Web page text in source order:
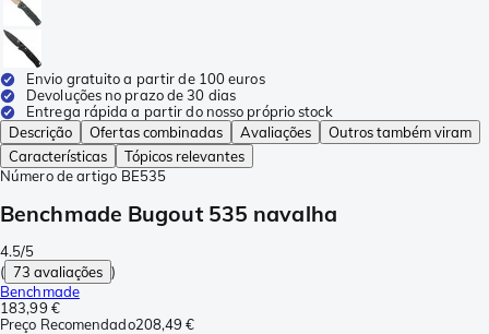
Envio gratuito a partir de 100 euros
Devoluções no prazo de 30 dias
Entrega rápida a partir do nosso próprio stock
Descrição
Ofertas combinadas Avaliações
Outros também viram
Características
Tópicos relevantes
Número de artigo BE535
Benchmade Bugout 535 navalha
4.5/5
( 73 avaliações )
Benchmade
183,99 €
Preço Recomendado208,49 €